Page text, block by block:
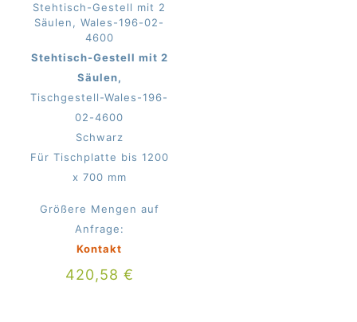
Stehtisch-Gestell mit 2
Säulen, Wales-196-02-
4600
Stehtisch-Gestell mit 2
Säulen,
Tischgestell-Wales-196-
02-4600
Schwarz
Für Tischplatte bis 1200
x 700 mm
Größere Mengen auf
Anfrage:
Kontakt
420,58 €